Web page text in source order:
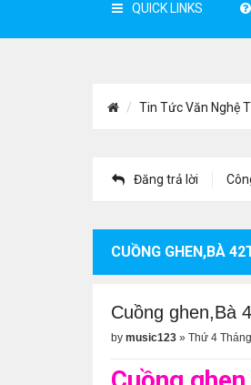
QUICK LINKS
Tin Tức Văn Nghệ
Đăng trả lời
CUỒNG GHEN,BÀ
Cuồng ghen,Bà
by music123 » Thứ 4